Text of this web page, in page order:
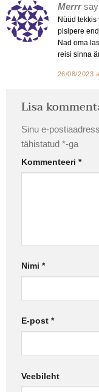
Merrr
Nüüd tekkis
pisipere
Nad oma
reisi sinna
26/08/2023
Lisa
Sinu e-
tähistatud *-ga
Kommenteeri *
Nimi *
E-post *
Veebileht